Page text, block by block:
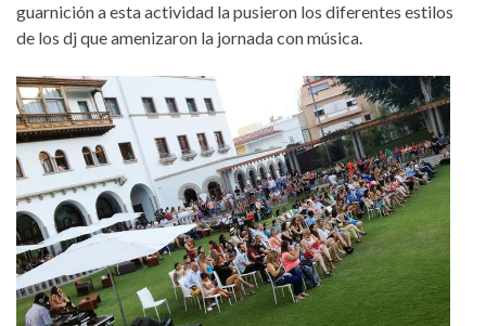
guarnición a esta actividad la pusieron los diferentes estilos
de los dj que amenizaron la jornada con música.